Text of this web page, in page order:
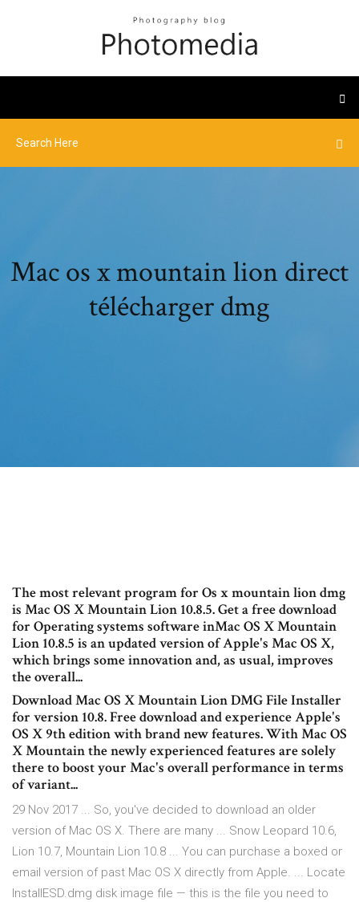
Mac os x mountain lion direct
télécharger dmg
The most relevant program for Os x mountain lion dmg
is Mac OS X Mountain Lion 10.8.5. Get a free download
for Operating systems software inMac OS X Mountain
Lion 10.8.5 is an updated version of Apple's Mac OS X,
which brings some innovation and, as usual, improves
the overall...
Download Mac OS X Mountain Lion DMG File Installer
for version 10.8. Free download and experience Apple's
OS X 9th edition with brand new features. With Mac OS
X Mountain the newly experienced features are solely
there to boost your Mac's overall performance in terms
of variant...
29 Nov 2017 ... So, you've decided to download an older
version of Mac OS X. There are many ... Snow Leopard 10.6,
Lion 10.7, Mountain Lion 10.8 ... You can purchase a boxed or
email version of past Mac OS X directly from Apple. ... Locate
InstallESD.dmg disk image file — this is the file you need to